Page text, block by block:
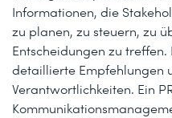
Informationen, die
zu planen, zu steuern, zu
Entscheidungen zu
detaillierte Empfehlungen
Verantwortlichkeiten. Ein